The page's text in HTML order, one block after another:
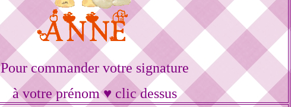
Pour commander votre signature
à votre prénom ♥ clic dessus